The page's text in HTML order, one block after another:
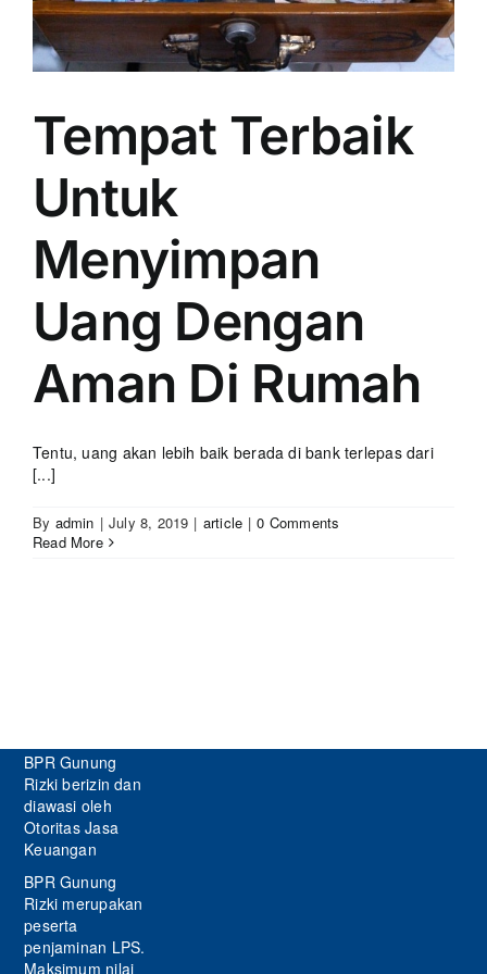
Tempat Terbaik
Untuk
Menyimpan
Uang Dengan
Aman Di Rumah
Tentu, uang akan lebih baik berada di bank terlepas dari
[...]
By admin | July 8, 2019 | article | 0 Comments
Read More
BPR Gunung
Rizki berizin dan
diawasi oleh
Otoritas Jasa
Keuangan
BPR Gunung
Rizki merupakan
peserta
penjaminan LPS.
Maksimum nilai